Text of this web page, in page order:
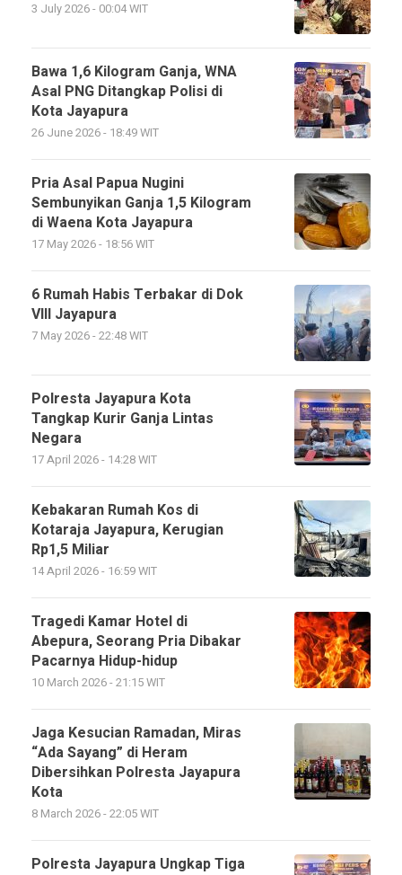
3 July 2026 - 00:04 WIT
Bawa 1,6 Kilogram Ganja, WNA
Asal PNG Ditangkap Polisi di
Kota Jayapura
26 June 2026 - 18:49 WIT
Pria Asal Papua Nugini
Sembunyikan Ganja 1,5 Kilogram
di Waena Kota Jayapura
17 May 2026 - 18:56 WIT
6 Rumah Habis Terbakar di Dok
VIII Jayapura
7 May 2026 - 22:48 WIT
Polresta Jayapura Kota
Tangkap Kurir Ganja Lintas
Negara
17 April 2026 - 14:28 WIT
Kebakaran Rumah Kos di
Kotaraja Jayapura, Kerugian
Rp1,5 Miliar
14 April 2026 - 16:59 WIT
Tragedi Kamar Hotel di
Abepura, Seorang Pria Dibakar
Pacarnya Hidup-hidup
10 March 2026 - 21:15 WIT
Jaga Kesucian Ramadan, Miras
“Ada Sayang” di Heram
Dibersihkan Polresta Jayapura
Kota
8 March 2026 - 22:05 WIT
Polresta Jayapura Ungkap Tiga